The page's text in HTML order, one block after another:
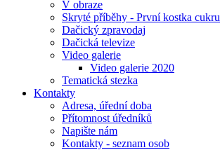
V obraze
Skryté příběhy - První kostka cukru
Dačický zpravodaj
Dačická televize
Video galerie
Video galerie 2020
Tematická stezka
Kontakty
Adresa, úřední doba
Přítomnost úředníků
Napište nám
Kontakty - seznam osob